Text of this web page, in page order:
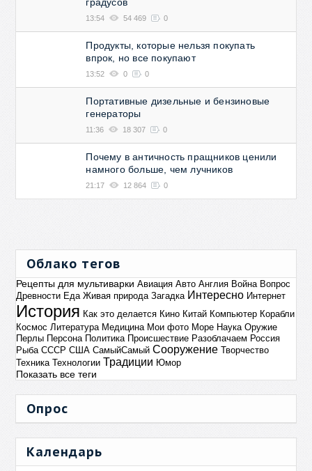
градусов
13:54 54 469 0
Продукты, которые нельзя покупать
впрок, но все покупают
13:52 0 0
Портативные дизельные и бензиновые
генераторы
11:36 18 307 0
Почему в античность пращников ценили
намного больше, чем лучников
21:17 12 864 0
Облако тегов
Рецепты для мультиварки Авиация Авто Англия Война Вопрос
Древности Еда Живая природа Загадка Интересно Интернет
История Как это делается Кино Китай Компьютер Корабли
Космос Литература Медицина Мои фото Море Наука Оружие
Перлы Персона Политика Происшествие Разоблачаем Россия
Рыба СССР США СамыйСамый Сооружение Творчество
Техника Технологии Традиции Юмор
Показать все теги
Опрос
Календарь